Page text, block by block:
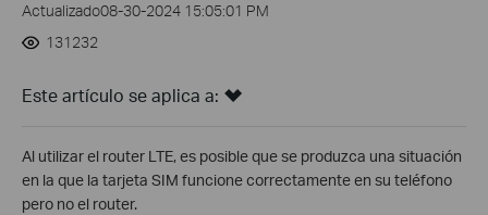
Actualizado08-30-2024 15:05:01 PM
131232
Este artículo se aplica a:
Al utilizar el router LTE, es posible que se produzca una situación
en la que la tarjeta SIM funcione correctamente en su teléfono
pero no el router.